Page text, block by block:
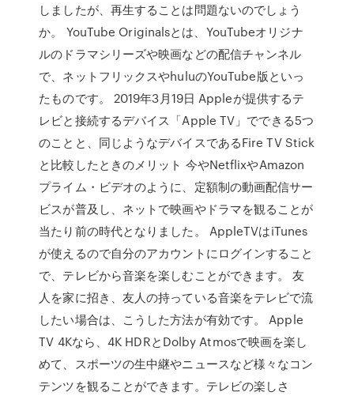
しましたが、再生することは問題ないのでしょう
か。 YouTube Originalsとは、YouTubeオリジナ
ルのドラマシリーズや映画などの配信チャンネル
で、ネットフリックスやhuluのYouTube版といっ
たものです。 2019年3月19日 Appleが提供するテ
レビと接続するデバイス「Apple TV」でできる5つ
のことと、同じようなデバイスであるFire TV Stick
と比較したときのメリット 今やNetflixやAmazon
プライム・ビデオのように、定額制の動画配信サー
ビスが普及し、ネットで映画やドラマを観ることが
当たり前の時代となりました。 AppleTVはiTunes
が使えるので自分のアカウントにログインすること
で、テレビから音楽を楽しむことができます。 友
人を家に招き、友人の持っている音楽をテレビで流
したい場合は、こうした方法が有効です。 Apple
TV 4Kなら、4K HDRとDolby Atmosで映画を楽し
めて、スポーツの生中継やニュースなど様々なコン
テンツを観ることができます。テレビの楽しさ